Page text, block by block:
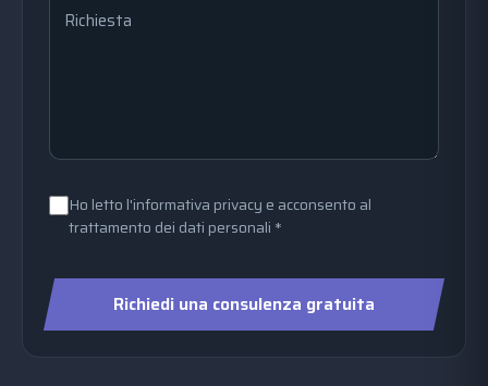
Richiesta
Ho letto l'informativa privacy e acconsento al
trattamento dei dati personali *
Richiedi una consulenza gratuita